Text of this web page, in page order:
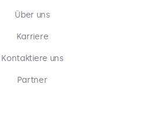
Über uns
Karriere
Kontaktiere uns
Partner